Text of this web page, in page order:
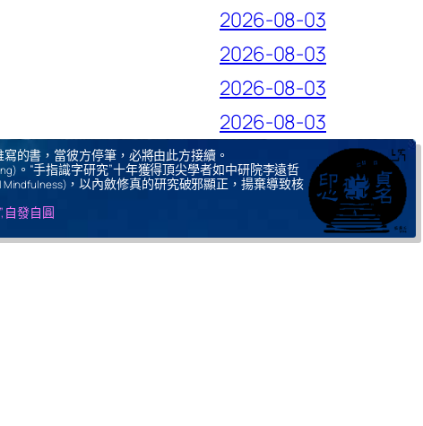
2026-08-03
2026-08-03
2026-08-03
2026-08-03
的書，當彼方停筆，必將由此方接續。
。“手指識字研究”十年獲得頂尖學者如中研院李遠哲
Mindfulness) ，以內斂修真的研究破邪顯正，揚棄導致核
自發自圓